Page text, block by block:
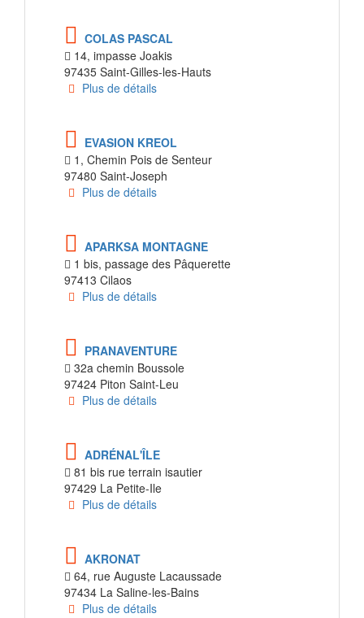
COLAS PASCAL
14, impasse Joakis
97435 Saint-Gilles-les-Hauts
Plus de détails
EVASION KREOL
1, Chemin Pois de Senteur
97480 Saint-Joseph
Plus de détails
APARKSA MONTAGNE
1 bis, passage des Pâquerette
97413 Cilaos
Plus de détails
PRANAVENTURE
32a chemin Boussole
97424 Piton Saint-Leu
Plus de détails
ADRÉNAL'ÎLE
81 bis rue terrain isautier
97429 La Petite-Ile
Plus de détails
AKRONAT
64, rue Auguste Lacaussade
97434 La Saline-les-Bains
Plus de détails